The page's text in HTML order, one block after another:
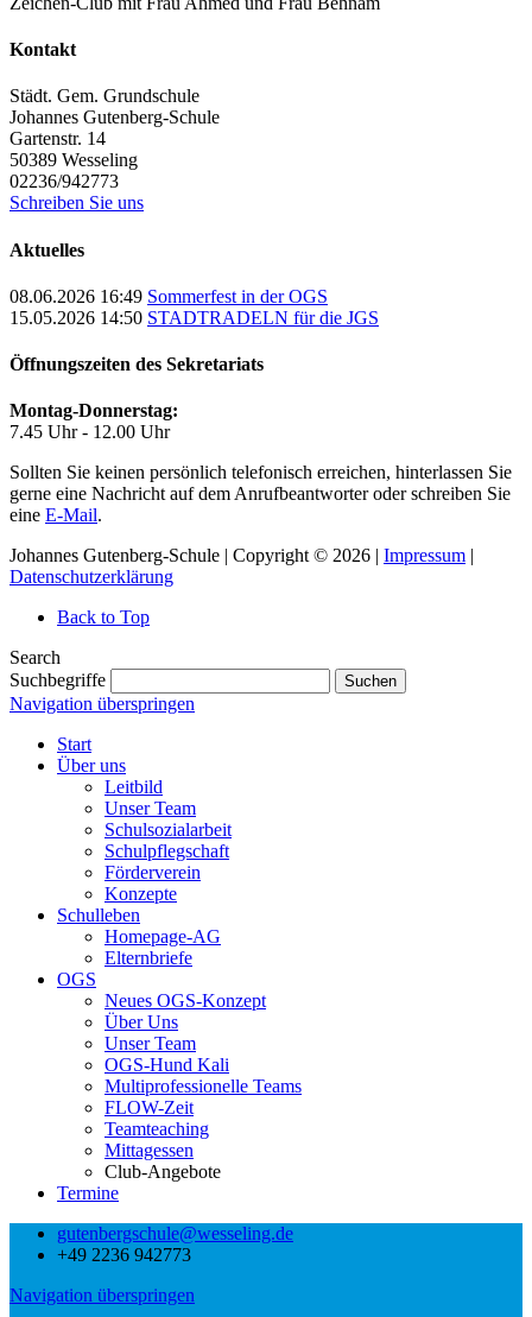
Kontakt
Städt. Gem. Grundschule
Johannes Gutenberg-Schule
Gartenstr. 14
50389 Wesseling
02236/942773
Schreiben Sie uns
Aktuelles
08.06.2026 16:49 Sommerfest in der OGS
15.05.2026 14:50 STADTRADELN für die JGS
Öffnungszeiten des Sekretariats
Montag-Donnerstag:
7.45 Uhr - 12.00 Uhr
Sollten Sie keinen persönlich telefonisch erreichen, hinterlassen Sie
gerne eine Nachricht auf dem Anrufbeantworter oder schreiben Sie
eine E-Mail.
Johannes Gutenberg-Schule | Copyright © 2026 | Impressum |
Datenschutzerklärung
Back to Top
Search
Suchbegriffe
Suchen
Navigation überspringen
Start
Über uns
Leitbild
Unser Team
Schulsozialarbeit
Schulpflegschaft
Förderverein
Konzepte
Schulleben
Homepage-AG
Elternbriefe
OGS
Neues OGS-Konzept
Über Uns
Unser Team
OGS-Hund Kali
Multiprofessionelle Teams
FLOW-Zeit
Teamteaching
Mittagessen
Club-Angebote
Termine
gutenbergschule@wesseling.de
+49 2236 942773
Navigation überspringen